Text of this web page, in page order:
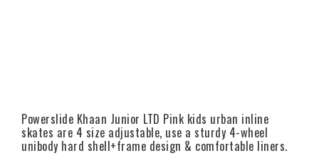
Powerslide Khaan Junior LTD Pink kids urban inline
skates are 4 size adjustable, use a sturdy 4-wheel
unibody hard shell+frame design & comfortable liners.